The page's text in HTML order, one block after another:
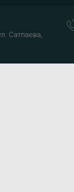
Сатпаева,